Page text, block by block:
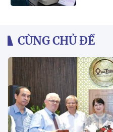
CÙNG CHỦ ĐỀ